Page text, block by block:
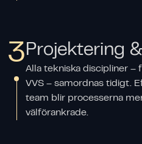
3 Projektering
Alla tekniska discipliner –
VVS – samordnas tidigt.
team blir processerna
välförankrade.